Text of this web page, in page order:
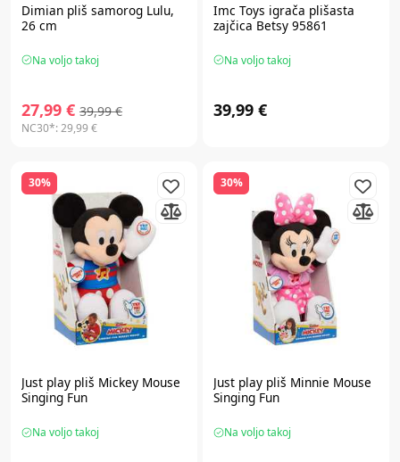
Dimian pliš samorog Lulu,
26 cm
Na voljo takoj
27,99 € 39,99 €
NC30*:29,99 €
Imc Toys igrača plišasta
zajčica Betsy 95861
Na voljo takoj
39,99 €
30%
Just play pliš Mickey Mouse
Singing Fun
Na voljo takoj
30%
Just play pliš Minnie Mouse
Singing Fun
Na voljo takoj